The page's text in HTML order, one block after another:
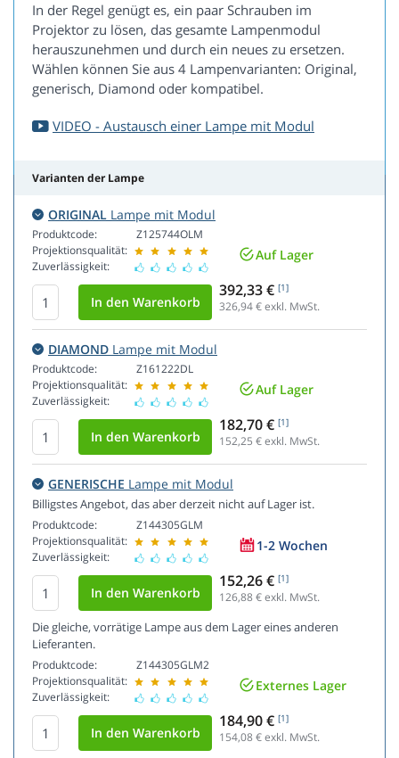
In der Regel genügt es, ein paar Schrauben im
Projektor zu lösen, das gesamte Lampenmodul
herauszunehmen und durch ein neues zu ersetzen.
Wählen können Sie aus 4 Lampenvarianten: Original,
generisch, Diamond oder kompatibel.
VIDEO - Austausch einer Lampe mit Modul
Varianten der Lampe
ORIGINAL Lampe mit Modul
Produktcode:
Projektionsqualität:
Zuverlässigkeit:
Z125744OLM
Auf Lager
392,33 € [1]
326,94€ exkl. MwSt.
DIAMOND Lampe mit Modul
Produktcode:
Projektionsqualität:
Zuverlässigkeit:
Z161222DL
Auf Lager
182,70 € [1]
152,25 € exkl. MwSt.
GENERISCHE Lampe mit Modul
Billigstes Angebot, das aber derzeit nicht auf Lager ist.
Produktcode:
Projektionsqualität:
Zuverlässigkeit:
Z144305GLM
1-2 Wochen
152,26 € [1]
126,88€ exkl. MwSt.
Die gleiche, vorrätige Lampe aus dem Lager eines anderen
Lieferanten.
Produktcode:
Projektionsqualität:
Zuverlässigkeit:
Z144305GLM2
Externes Lager
184,90 € [1]
154,08€ exkl. MwSt.